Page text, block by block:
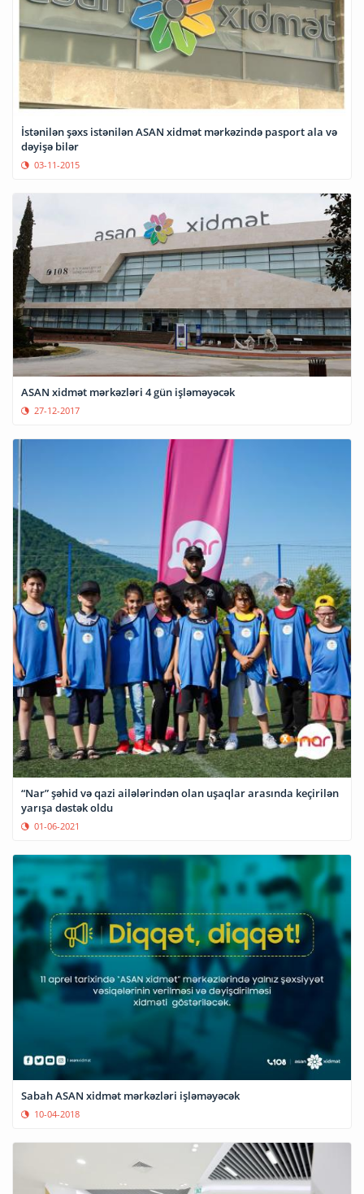
İstənilən şəxs istənilən ASAN xidmət mərkəzində pasport ala və
dəyişə bilər
03-11-2015
ASAN xidmət mərkəzləri 4 gün işləməyəcək
27-12-2017
“Nar” şəhid və qazi ailələrindən olan uşaqlar arasında keçirilən
yarışa dəstək oldu
01-06-2021
Sabah ASAN xidmət mərkəzləri işləməyəcək
10-04-2018